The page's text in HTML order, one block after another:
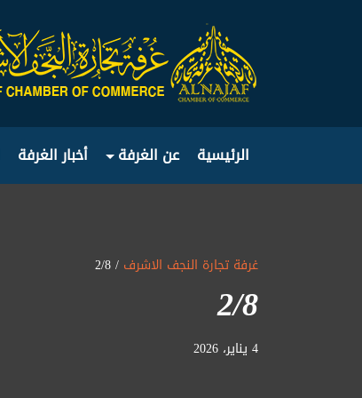
الرئيسية عن الغرفة أخبار الغرفة
غرفة تجارة النجف الاشرف / 2/8
2/8
4 يناير، 2026